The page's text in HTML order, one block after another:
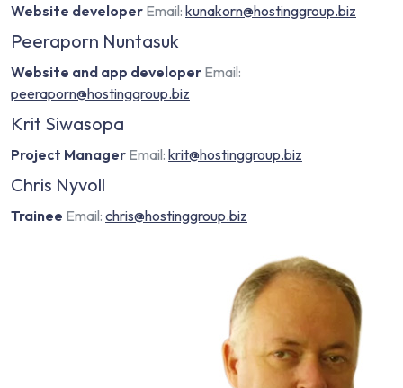
Website developer Email: kunakorn@hostinggroup.biz
Peeraporn Nuntasuk
Website and app developer Email:
peeraporn@hostinggroup.biz
Krit Siwasopa
Project Manager Email: krit@hostinggroup.biz
Chris Nyvoll
Trainee Email: chris@hostinggroup.biz